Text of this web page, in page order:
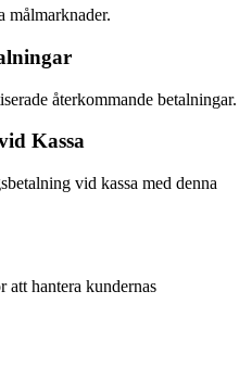
målmarknader.
återkommande betalningar.
Kassa
vid kassa med denna
att hantera kundernas